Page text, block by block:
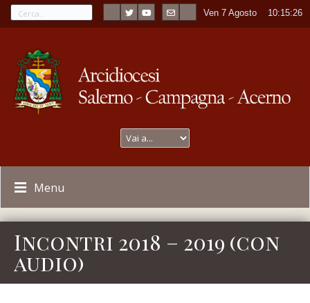
Ven 7 Agosto 10:15:27
Menu
Incontri 2018 – 2019 (con
audio)